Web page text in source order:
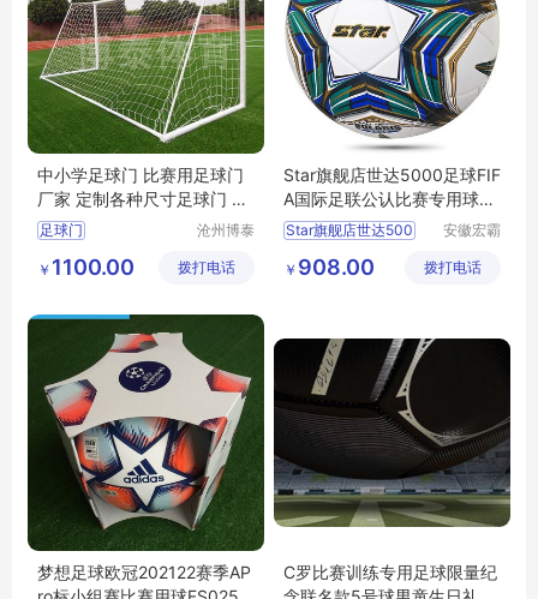
中小学足球门 比赛用足球门
厂家 定制各种尺寸足球门 实
体厂家
足球门
沧州博泰
有限公司
￥ 1100.00 拨打电话
Star旗舰店世达5000足球FIF
A国际足联公认比赛专用球SB
105TB
Star旗舰店世达500
安徽宏霸
有限公司
￥ 908.00 拨打电话
梦想足球欧冠202122赛季AP
C罗比赛训练专用足球限量纪